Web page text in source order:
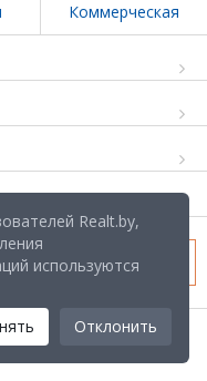
Коммерческая
Realt.by,
используются
Отклонить